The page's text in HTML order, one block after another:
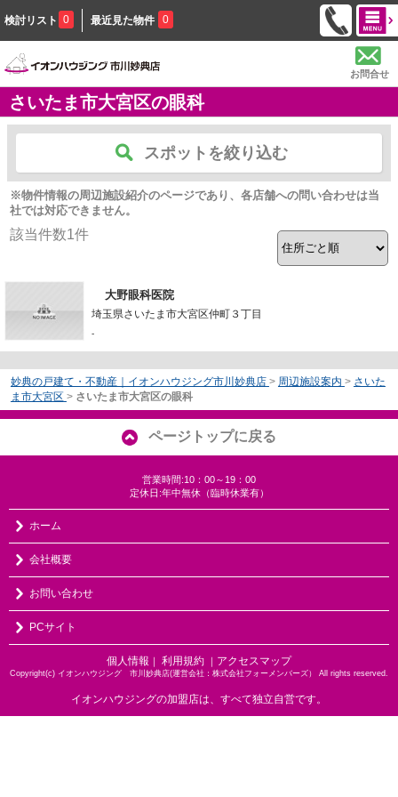
検討リスト 0 最近見た物件 0
お問合せ
さいたま市大宮区の眼科
スポットを絞り込む
※物件情報の周辺施設紹介のページであり、各店舗への問い合わせは当
社では対応できません。
該当件数1件
大野眼科医院
埼玉県さいたま市大宮区仲町３丁目
-
妙典の戸建て・不動産｜イオンハウジング市川妙典店 > 周辺施設案内 > さいた
ま市大宮区 > さいたま市大宮区の眼科
ページトップに戻る
営業時間:10：00～19：00
定休日:年中無休（臨時休業有）
ホーム
会社概要
お問い合わせ
PCサイト
個人情報 ｜ 利用規約 ｜ アクセスマップ
Copyright(c) イオンハウジング 市川妙典店(運営会社：株式会社フォーメンバーズ） All rights reserved.
イオンハウジングの加盟店は、すべて独立自営です。